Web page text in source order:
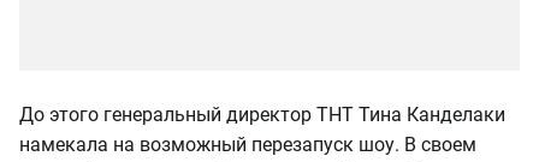
До этого генеральный директор ТНТ Тина Канделаки
намекала на возможный перезапуск шоу. В своем